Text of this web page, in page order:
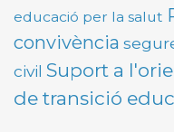
educació per la salut
convivència
civil Suport a
de transició